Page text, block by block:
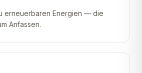
erneuerbaren Energien — die
Anfassen.